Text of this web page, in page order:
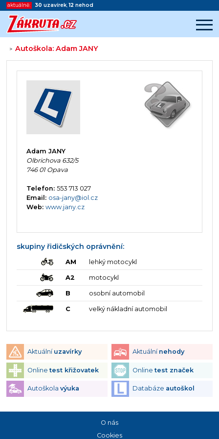
aktuálně: 30 uzavírek,12 nehod
>Autoškola: Adam JANY
Začátek reklamy
Konec reklamy
Adam JANY
Olbrichova 632/5
746 01 Opava
Telefon: 553 713 027
Email: osa-jany@iol.cz
Web: www.jany.cz
skupiny řidičských oprávnění:
AM lehký motocykl
A2 motocykl
B osobní automobil
C velký nákladní automobil
Aktuální uzavírky Aktuální nehody
Onlinetest křižovatek Onlinetest značek
Autoškola výuka Databáze autoškol
O nás
Cookies